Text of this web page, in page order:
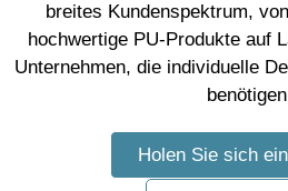
breites Kundenspektrum,
hochwertige PU-Produkte auf
Unternehmen, die individuelle
Holen Sie sich